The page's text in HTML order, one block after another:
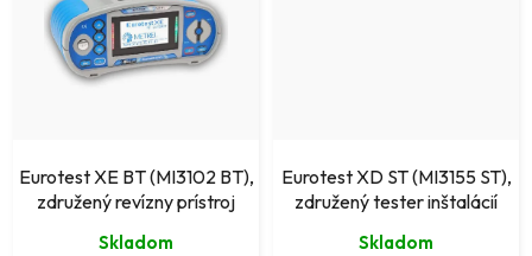
Eurotest XE BT (MI3102 BT),
združený revízny prístroj
Skladom
Eurotest XD ST (MI3155 ST),
združený tester inštalácií
Skladom